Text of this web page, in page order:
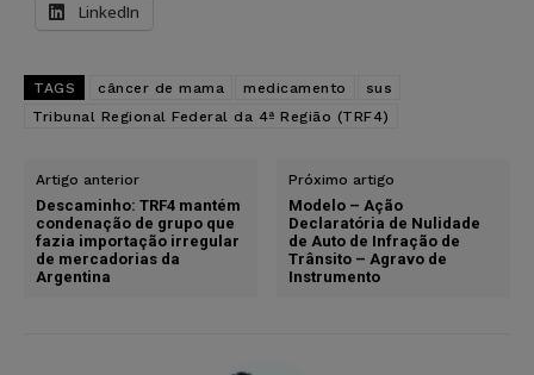
LinkedIn
TAGS câncer de mama medicamento
sus
Tribunal Regional Federal da 4ª Região (TRF4)
Artigo anterior
Descaminho: TRF4 mantém
condenação de grupo que
fazia importação irregular
de mercadorias da
Argentina
Próximo artigo
Modelo – Ação
Declaratória de Nulidade
de Auto de Infração de
Trânsito – Agravo de
Instrumento